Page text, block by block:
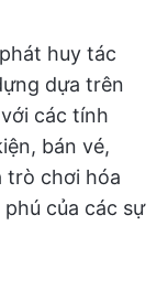
huy tác
dựa trên
các tính
bán vé,
trò chơi hóa
của các sự